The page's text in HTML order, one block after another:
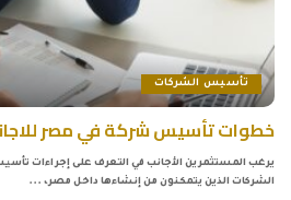
تأسيس الشركات
خطوات تأسيس شركة في مصر
يرغب المستثمرين الأجانب في التعرف على إجراءات
الشركات الذين يتمكنون من إنشاءها داخل مصر، ...